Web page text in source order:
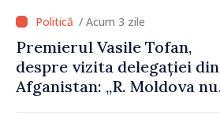
/ Acum 3 zile
Premierul Vasile Tofan,
despre vizita delegației din
Afganistan: „R. Moldova nu